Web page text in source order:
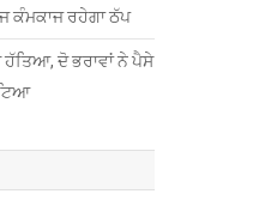
ਕੰਮਕਾਜ ਰਹੇਗਾ ਠੱਪ
ਹੱਤਿਆ, ਦੋ ਭਰਾਵਾਂ ਨੇ ਪੈਸੇ